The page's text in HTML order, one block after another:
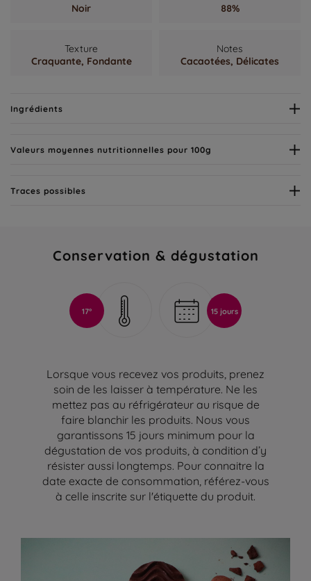
Noir 88%
Texture
Craquante, Fondante
Notes
Cacaotées, Délicates
Ingrédients
Valeurs moyennes nutritionnelles pour 100g
Traces possibles
Conservation & dégustation
17° 15 jours
Lorsque vous recevez vos produits, prenez
soin de les laisser à température. Ne les
mettez pas au réfrigérateur au risque de
faire blanchir les produits. Nous vous
garantissons 15 jours minimum pour la
dégustation de vos produits, à condition d’y
résister aussi longtemps. Pour connaitre la
date exacte de consommation, référez-vous
à celle inscrite sur l'étiquette du produit.